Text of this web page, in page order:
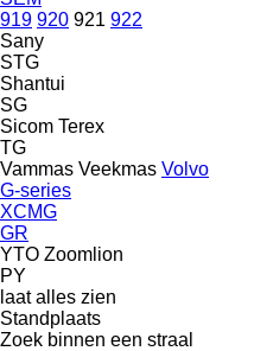
919 920 921 922
Sany
STG
Shantui
SG
Sicom Terex
TG
Vammas Veekmas Volvo
G-series
XCMG
GR
YTO Zoomlion
PY
laat alles zien
Standplaats
Zoek binnen een straal